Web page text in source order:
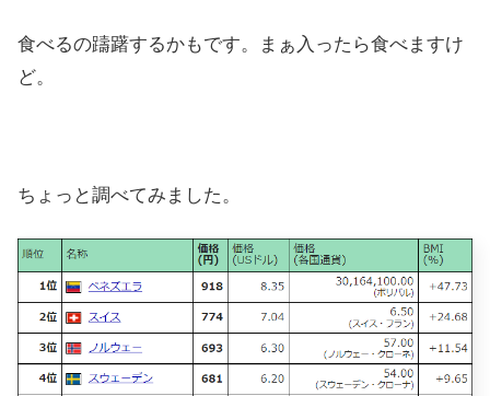
食べるの躊躇するかもです。まぁ入ったら食べますけ
ど。
ちょっと調べてみました。